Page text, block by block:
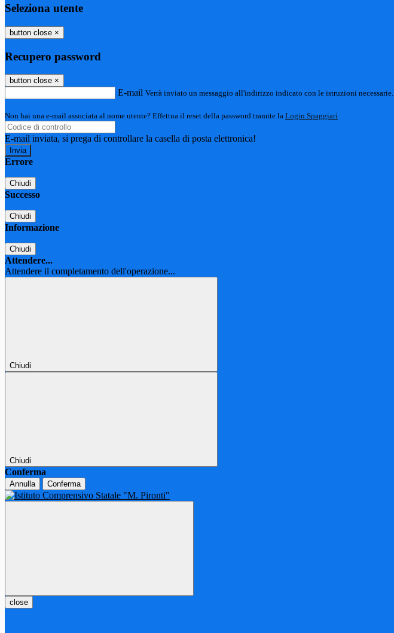
Seleziona utente
button close ×
Recupero password
button close ×
E-mail Verrà inviato un messaggio all'indirizzo indicato con le istruzioni necessarie.
Non hai una e-mail associata al nome utente? Effettua il reset della password tramite la Login Spaggiari
E-mail inviata, si prega di controllare la casella di posta elettronica!
Errore
Chiudi
Successo
Chiudi
Informazione
Chiudi
Attendere...
Attendere il completamento dell'operazione...
Chiudi
Chiudi
Conferma
Annulla Conferma
close